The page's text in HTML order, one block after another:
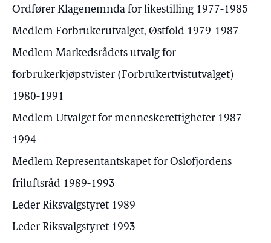
Ordfører Klagenemnda for likestilling 1977-1985
Medlem Forbrukerutvalget, Østfold 1979-1987
Medlem Markedsrådets utvalg for
forbrukerkjøpstvister (Forbrukertvistutvalget)
1980-1991
Medlem Utvalget for menneskerettigheter 1987-
1994
Medlem Representantskapet for Oslofjordens
friluftsråd 1989-1993
Leder Riksvalgstyret 1989
Leder Riksvalgstyret 1993